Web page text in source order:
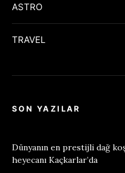
ASTRO
TRAVEL
SON YAZILAR
Dünyanın en prestijli dağ
heyecanı Kaçkarlar’da